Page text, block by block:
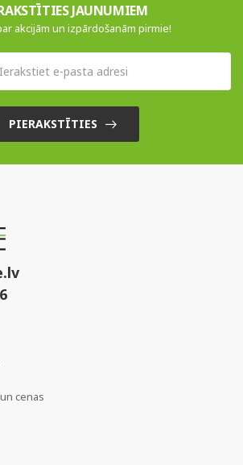
JAUNUMIEM
akcijām un izpārdošanām pirmie!
PIERAKSTĪTIES